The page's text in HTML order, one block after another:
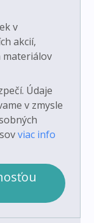
v
akcií,
materiálov
Údaje
v zmysle
viac info